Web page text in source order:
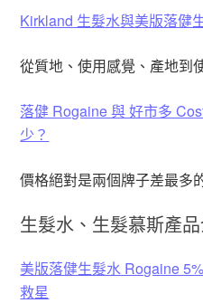
Kirkland 生髮水與美版落健
從質地、使用感覺、產地到
落健 Rogaine 與 好市多
少？
價格絕對是兩個牌子差最多
生髮水、生髮慕斯產
美版落健生髮水 Rogaine
救星